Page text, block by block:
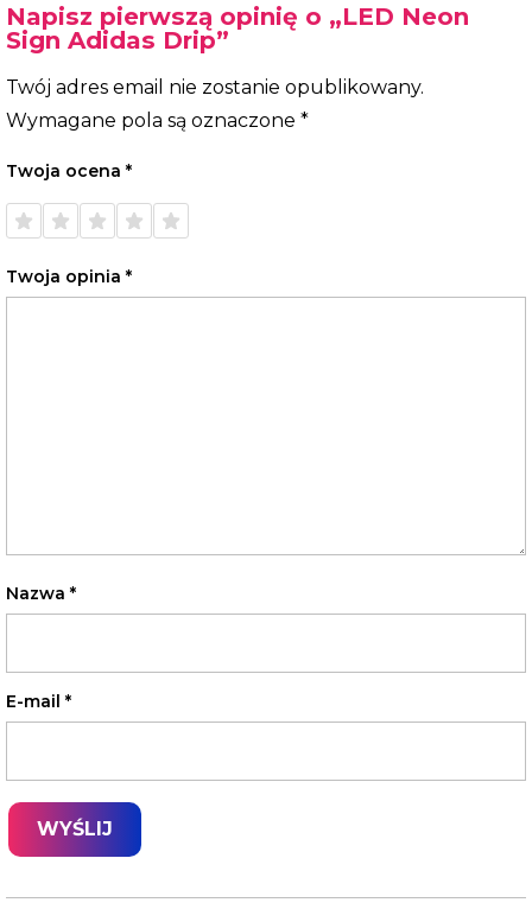
Napisz pierwszą opinię o „LED Neon
Sign Adidas Drip”
Twój adres email nie zostanie opublikowany.
Wymagane pola są oznaczone *
Twoja ocena *
1 z 5
gwiazdek
2 z 5
gwiazdek
3 z 5
gwiazdek
4 z 5
gwiazdek
5 z 5
gwiazdek
Twoja opinia *
Nazwa *
E-mail *